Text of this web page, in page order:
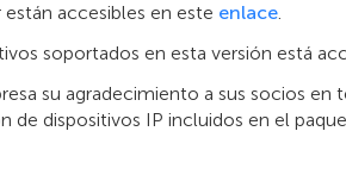
accesibles en este enlace.
soportados en esta versión está
su agradecimiento a sus socios
de dispositivos IP incluidos en el